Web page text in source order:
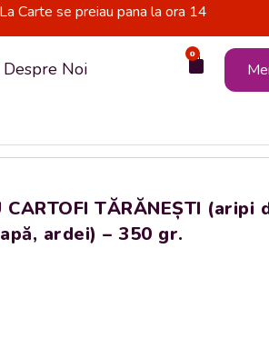
Carte se preiau pana la ora 14
Despre Noi
0
Cart
CARTOFI TĂRĂNEȘTI (aripi
ardei) – 350 gr.